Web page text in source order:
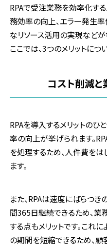
RPAで受注業務を効率化する
務効率の向上、エラー発生
なリソース活用の実現などが
ここでは、3つのメリットにつ
コスト削減
RPAを導入するメリットのひ
率の向上が挙げられます。
を処理するため、人件費を
ます。
また、RPAは速度にばらつき
間365日継続できるため、業
する点もメリットです。これ
の期間を短縮できるため、